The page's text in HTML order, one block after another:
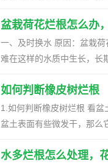
稀释。在扦插的时候，可以
的生根速度和生根率都会
长中需要合理施肥，但是施
部出现肥害烂掉。 解决方
生长所需就好，施肥太多就需浇水稀释。 三、感染病虫害 原因：养
病菌、虫卵，发病后及时的治疗，喷施相应的药剂。 四
土，也可以导致烂根。 解
盆栽荷花烂根怎么办
一、及时换水 原因：盆栽荷花生长中需要清洁的水质，如果长时间不换水，水质就会非常的浑浊，根部很
难在这样的水质中生长，长
前没有对基质消毒，或是养
烂根。 解决方法：在配制
部分，根据症状进行喷药。 三、控制施肥 原因：施肥太多会伤害到根部，长时间使用浓度过高的肥料，
肥太多需停止施肥。 四、更换基质 原因：提供的基质不合适，土壤板结、黏重的话，也会导致荷花烂
如何判断橡皮树烂根
1.如何判断橡皮树烂根 看
盆土表面有些微发干，那么
常严重。 看枝叶：如果部分枝叶缺乏光泽、变黄、呈现出萎蔫的状态并且有掉落现象，那么就可能是因为
水多烂根怎么处理，